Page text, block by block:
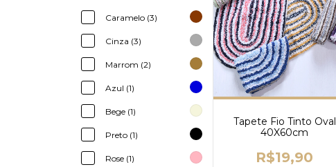
Caramelo (3)
Cinza (3)
Marrom (2)
Azul (1)
Bege (1)
Preto (1)
Rose (1)
Tapete Fio Tinto Oval
40X60cm
R$19,90